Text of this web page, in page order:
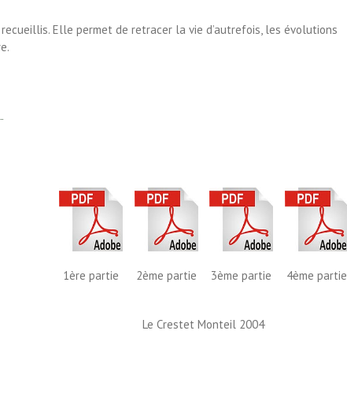
Elle permet de retracer la vie d’autrefois, les évolutions
1ère partie 2ème partie 3ème partie 4ème partie
Le Crestet Monteil 2004